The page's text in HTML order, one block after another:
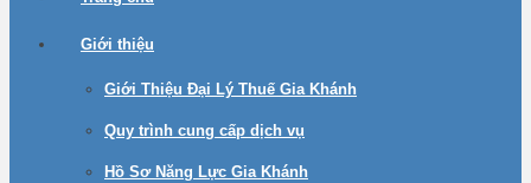
Giới thiệu
Giới Thiệu Đại Lý Thuế Gia Khánh
Quy trình cung cấp dịch vụ
Hồ Sơ Năng Lực Gia Khánh